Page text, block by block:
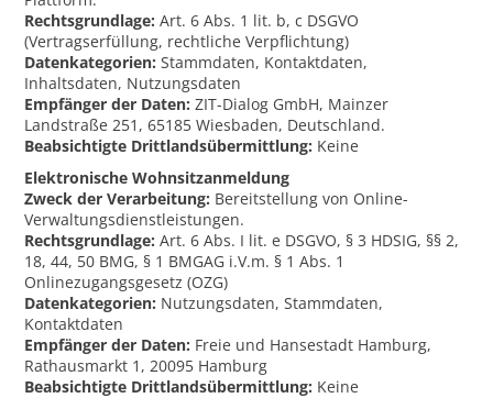
Rechtsgrundlage: Art. 6 Abs. 1 lit. b, c DSGVO
(Vertragserfüllung, rechtliche Verpflichtung)
Datenkategorien: Stammdaten, Kontaktdaten,
Inhaltsdaten, Nutzungsdaten
Empfänger der Daten: ZIT-Dialog GmbH, Mainzer
Landstraße 251, 65185 Wiesbaden, Deutschland.
Beabsichtigte Drittlandsübermittlung: Keine
Elektronische Wohnsitzanmeldung
Zweck der Verarbeitung: Bereitstellung von Online-
Verwaltungsdienstleistungen.
Rechtsgrundlage: Art. 6 Abs. I lit. e DSGVO, § 3 HDSIG, §§ 2,
18, 44, 50 BMG, § 1 BMGAG i.V.m. § 1 Abs. 1
Onlinezugangsgesetz (OZG)
Datenkategorien: Nutzungsdaten, Stammdaten,
Kontaktdaten
Empfänger der Daten: Freie und Hansestadt Hamburg,
Rathausmarkt 1, 20095 Hamburg
Beabsichtigte Drittlandsübermittlung: Keine